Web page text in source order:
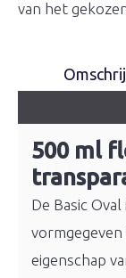
van het
500 ml
De Basic
eigenschap